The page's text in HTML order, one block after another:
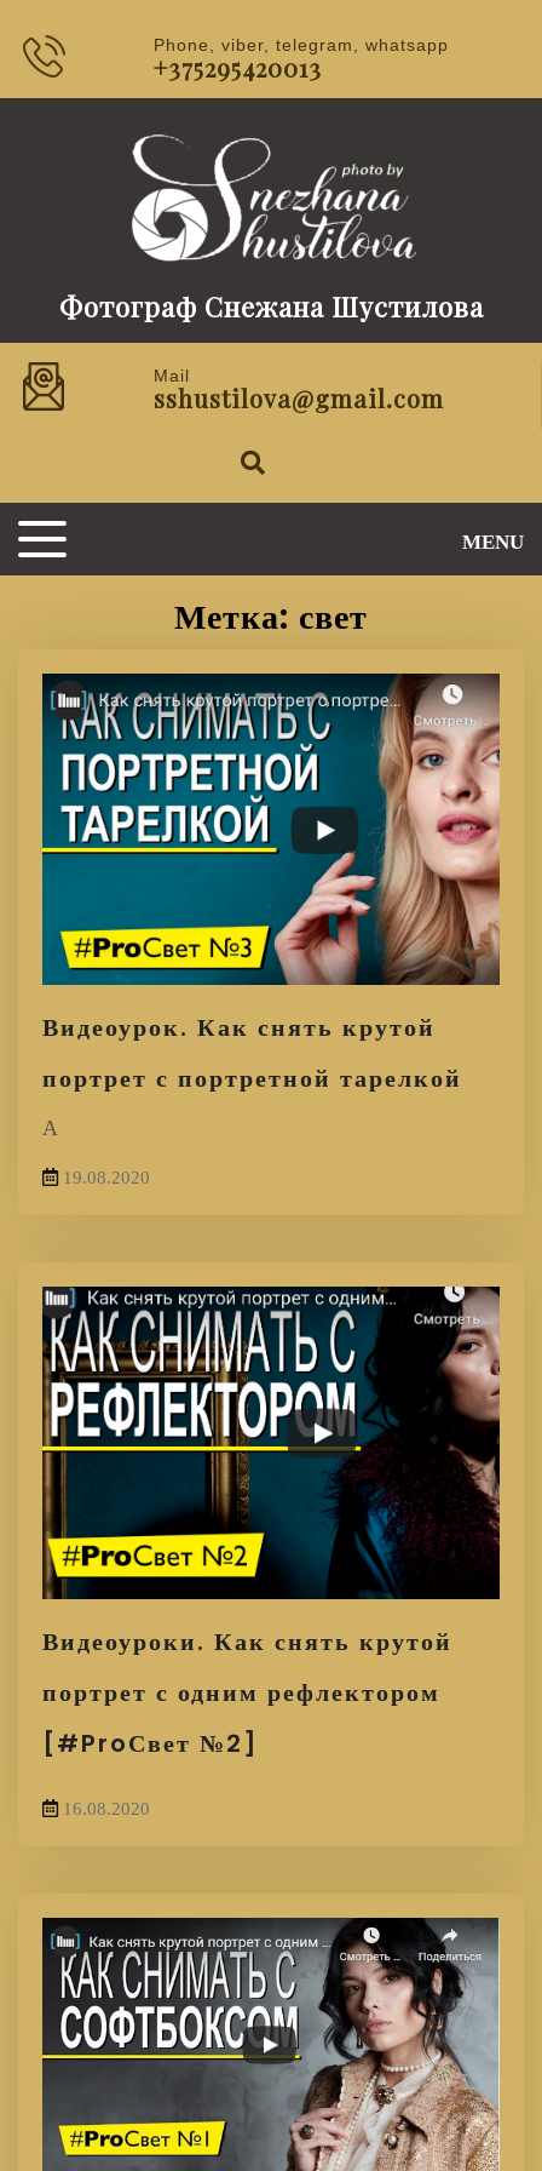
Phone, viber, telegram, whatsapp
+375295420013
Фотограф Снежана Шустилова
Mail
sshustilova@gmail.com
MENU
Метка: свет
Видеоурок. Как снять крутой
портрет с портретной тарелкой
А
19.08.2020
Видеоуроки. Как снять крутой
портрет с одним рефлектором
[#ProСвет №2]
16.08.2020